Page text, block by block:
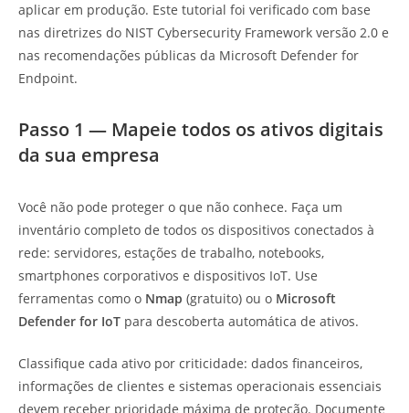
aplicar em produção. Este tutorial foi verificado com base
nas diretrizes do NIST Cybersecurity Framework versão 2.0 e
nas recomendações públicas da Microsoft Defender for
Endpoint.
Passo 1 — Mapeie todos os ativos digitais
da sua empresa
Você não pode proteger o que não conhece. Faça um
inventário completo de todos os dispositivos conectados à
rede: servidores, estações de trabalho, notebooks,
smartphones corporativos e dispositivos IoT. Use
ferramentas como o Nmap (gratuito) ou o Microsoft
Defender for IoT para descoberta automática de ativos.
Classifique cada ativo por criticidade: dados financeiros,
informações de clientes e sistemas operacionais essenciais
devem receber prioridade máxima de proteção. Documente